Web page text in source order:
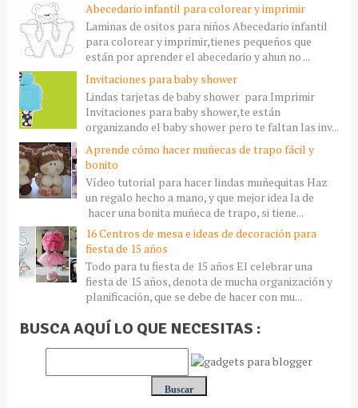
Abecedario infantil para colorear y imprimir
Laminas de ositos para niños Abecedario infantil
para colorear y imprimir,tienes pequeños que
están por aprender el abecedario y ahun no ...
Invitaciones para baby shower
Lindas tarjetas de baby shower para Imprimir
Invitaciones para baby shower,te están
organizando el baby shower pero te faltan las inv...
Aprende cómo hacer muñecas de trapo fácil y
bonito
Vídeo tutorial para hacer lindas muñequitas Haz
un regalo hecho a mano, y que mejor idea la de
hacer una bonita muñeca de trapo, si tiene...
16 Centros de mesa e ideas de decoración para
fiesta de 15 años
Todo para tu fiesta de 15 años El celebrar una
fiesta de 15 años, denota de mucha organización y
planificación, que se debe de hacer con mu...
BUSCA AQUÍ LO QUE NECESITAS :